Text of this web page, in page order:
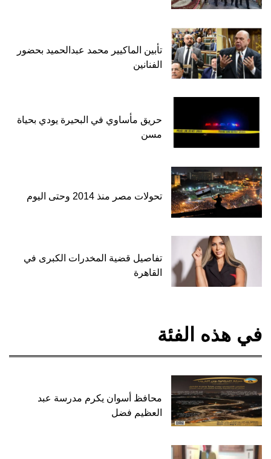
تأبين الماكيير محمد عبدالحميد بحضور
الفنانين
حريق مأساوي في البحيرة يودي بحياة
مسن
تحولات مصر منذ 2014 وحتى اليوم
تفاصيل قضية المخدرات الكبرى في
القاهرة
في هذه الفئة
محافظ أسوان يكرم مدرسة عبد
العظيم فضل